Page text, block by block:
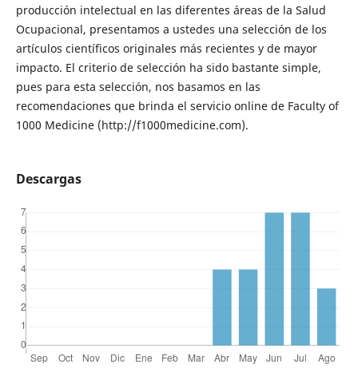
producción intelectual en las diferentes áreas de la Salud
Ocupacional, presentamos a ustedes una selección de los
artículos científicos originales más recientes y de mayor
impacto. El criterio de selección ha sido bastante simple,
pues para esta selección, nos basamos en las
recomendaciones que brinda el servicio online de Faculty of
1000 Medicine (http://f1000medicine.com).
Descargas